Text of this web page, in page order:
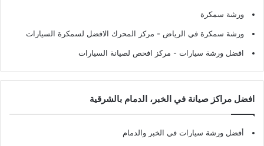
ورشة سمكرة
ورشة سمكرة في الرياض - مركز المحرك الافضل لسمكرة السيارات
افضل ورشة سيارات - مركز افحص لصيانة السيارات
افضل مراكز صيانة في الخبر، الدمام بالشرقية
أفضل ورشة سيارات في الخبر والدمام